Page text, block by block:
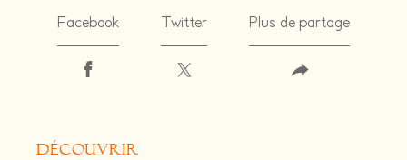
Facebook Twitter Plus de partage
découvrir